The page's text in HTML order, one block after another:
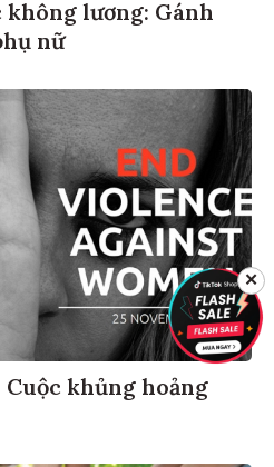
không lương: Gánh
nữ
khủng hoảng
✕